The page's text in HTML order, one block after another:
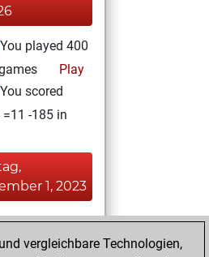
You played 400
Play
You scored
-185 in
1, 2023
won
Fritz
Fritz
vergleichbare Technologien,